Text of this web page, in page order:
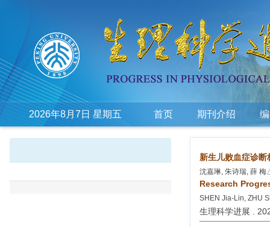
2026年8月7日 星期五 首页 期刊介绍
新生儿败血症诊
沈嘉琳, 朱诗瑞, 薛
Research
SHEN Jia-Lin, ZHU
生理科学进展 .